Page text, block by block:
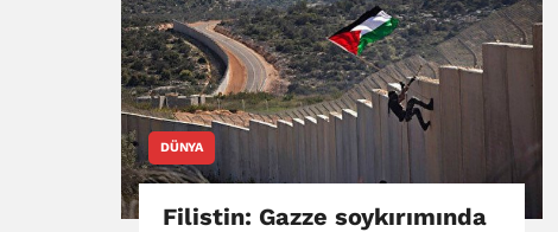
DÜNYA
Filistin: Gazze soykırımında